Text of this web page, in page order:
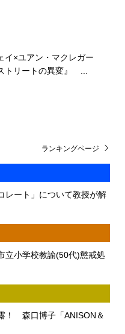
イ×ユアン・マクレガー
トリートの異変』 ...
レート」について教授が解
小学校教諭(50代)懲戒処
！ 森口博子「ANISON＆
ランキングページ